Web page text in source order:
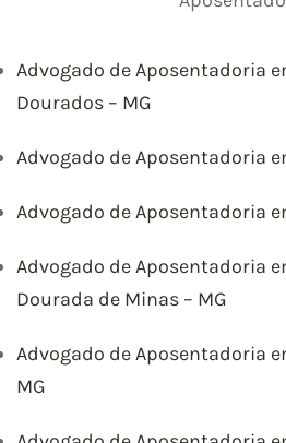
Advogado de Aposentadoria
Dourados – MG
Advogado de Aposentadoria
Advogado de Aposentadoria
Advogado de Aposentadoria
Dourada de Minas – MG
Advogado de Aposentadoria
MG